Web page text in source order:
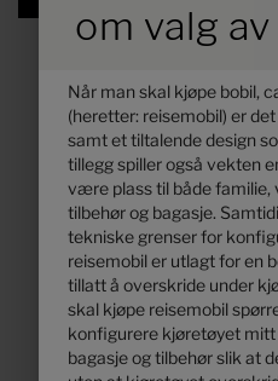
Hymer B-MC T
kr 1 803 000,–
om valg
Når man skal kjøpe bobil,
(heretter: reisemobil) er
samt et tiltalende design
tillegg spiller også vekten
være plass til både familie,
tilbehør og bagasje.
tekniske grenser for
reisemobil er utlagt for en
tillatt å overskride under
skal kjøpe reisemobil
konfigurere kjøretøyet mitt
bagasje og tilbehør slik at